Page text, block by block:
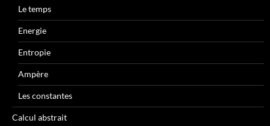
Le temps
Energie
Entropie
Ampère
Les constantes
Calcul abstrait